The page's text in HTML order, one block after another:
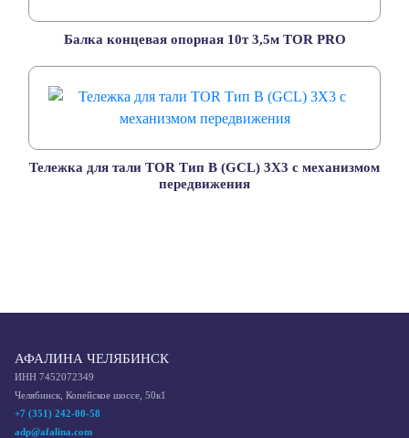
Балка концевая опорная 10т 3,5м TOR PRO
Тележка для тали TOR Тип В (GCL) 3Х3 с механизмом
передвижения
АФАЛИНА ЧЕЛЯБИНСК
ИНН 7452072349
Челябинск, Копейское шоссе, 50к1
+7 (351) 242-00-58
adp@afalina.com